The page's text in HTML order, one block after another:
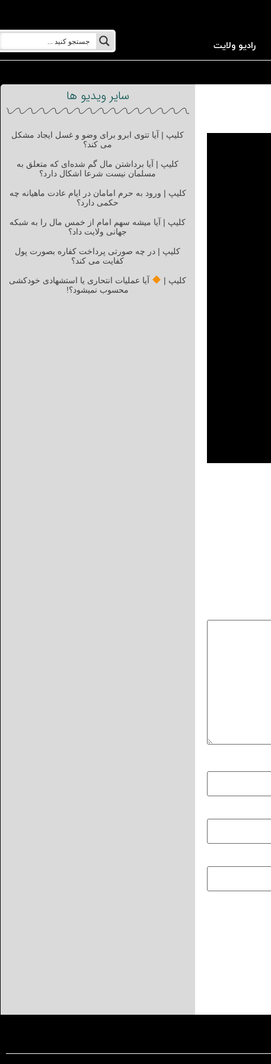
رادیو ولایت
سایر ویدیو ها
کلیپ | آیا تتوی ابرو برای وضو و غسل ایجاد مشکل
می کند؟
کلیپ | آیا برداشتن مال گم شده‌ای که متعلق به
مسلمان نیست شرعا اشکال دارد؟
کلیپ | ورود به حرم امامان در ایام عادت ماهیانه چه
حکمی دارد؟
کلیپ | آیا میشه سهم امام از خمس مال را به شبکه
جهانی ولایت داد؟
کلیپ | در چه صورتی پرداخت کفاره بصورت پول
کفایت می کند؟
کلیپ |
آیا عملیات انتحاری یا استشهادی خودکشی
محسوب نمیشود؟!